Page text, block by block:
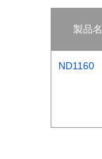
製品名
ND1160